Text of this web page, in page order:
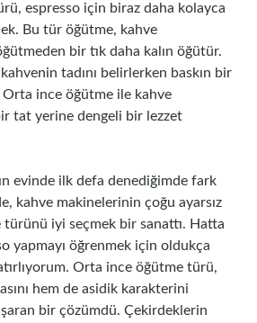
espresso için biraz daha kolayca
Bu tür öğütme, kahve
bir tık daha kalın öğütür.
tadını belirlerken baskın bir
ince öğütme ile kahve
tat yerine dengeli bir lezzet
evinde ilk defa denediğimde fark
kahve makinelerinin çoğu ayarsız
iyi seçmek bir sanattı. Hatta
yapmayı öğrenmek için oldukça
Orta ince öğütme türü,
hem de asidik karakterini
bir çözümdü. Çekirdeklerin